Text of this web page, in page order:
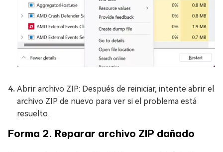
Abrir archivo ZIP: Después de reiniciar, intente abrir el
archivo ZIP de nuevo para ver si el problema está
resuelto.
Forma 2. Reparar archivo ZIP dañado